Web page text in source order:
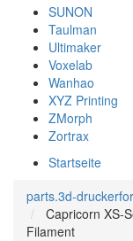
SUNON
Taulman
Ultimaker
Voxelab
Wanhao
XYZ Printing
ZMorph
Zortrax
Startseite
parts.3d-
Capricorn XS-
Filament